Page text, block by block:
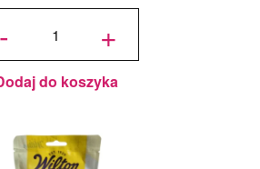
-- +
do koszyka